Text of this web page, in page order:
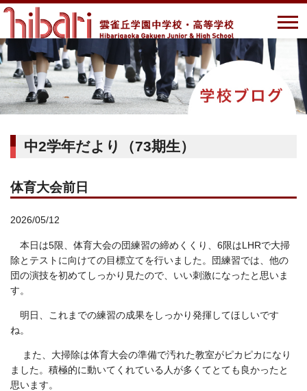
中2学年だより（73期生）
体育大会前日
2026/05/12
本日は5限、体育大会の団練習の締めくくり、6限はLHRで大掃
除とテストに向けての目標立てを行いました。団練習では、他の
団の演技を初めてしっかり見たので、いい刺激になったと思いま
す。
明日、これまでの練習の成果をしっかり発揮してほしいです
ね。
また、大掃除は体育大会の準備で汚れた教室がピカピカになり
ました。積極的に動いてくれている人が多くてとても良かったと
思います。